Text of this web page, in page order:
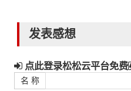
发表感想
点此登录松松云平台免费
名 称